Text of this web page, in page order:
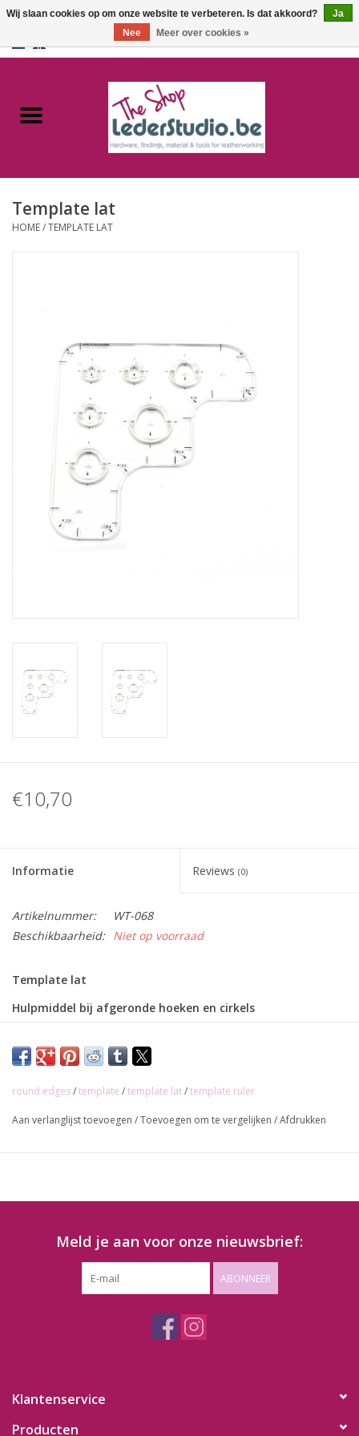
Catalogus
FAQ
Template lat
HOME/TEMPLATE LAT
€10,70
Informatie Reviews (0)
Artikelnummer:
WT-068
Beschikbaarheid: Niet op voorraad
Template lat
Hulpmiddel bij afgeronde hoeken en cirkels
round edges/template /template lat/template ruler
Aan verlanglijst toevoegen /Toevoegen om te vergelijken /Afdrukken
Meld je aan voor onze nieuwsbrief:
ABONNEER
Klantenservice
Producten
Wij slaan cookies op om onze website te verbeteren. Is dat akkoord?
Ja
Nee
Meer over cookies »